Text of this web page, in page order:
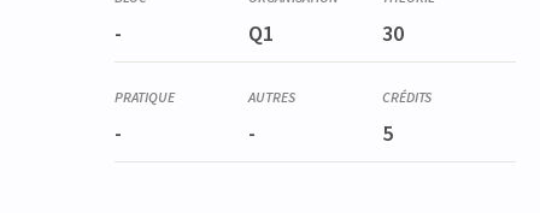
- Q1 30
- - 5